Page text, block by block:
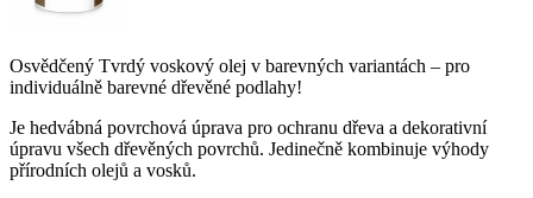
Osvědčený Tvrdý voskový olej v barevných variantách – pro
individuálně barevné dřevěné podlahy!
Je hedvábná povrchová úprava pro ochranu dřeva a dekorativní
úpravu všech dřevěných povrchů. Jedinečně kombinuje výhody
přírodních olejů a vosků.